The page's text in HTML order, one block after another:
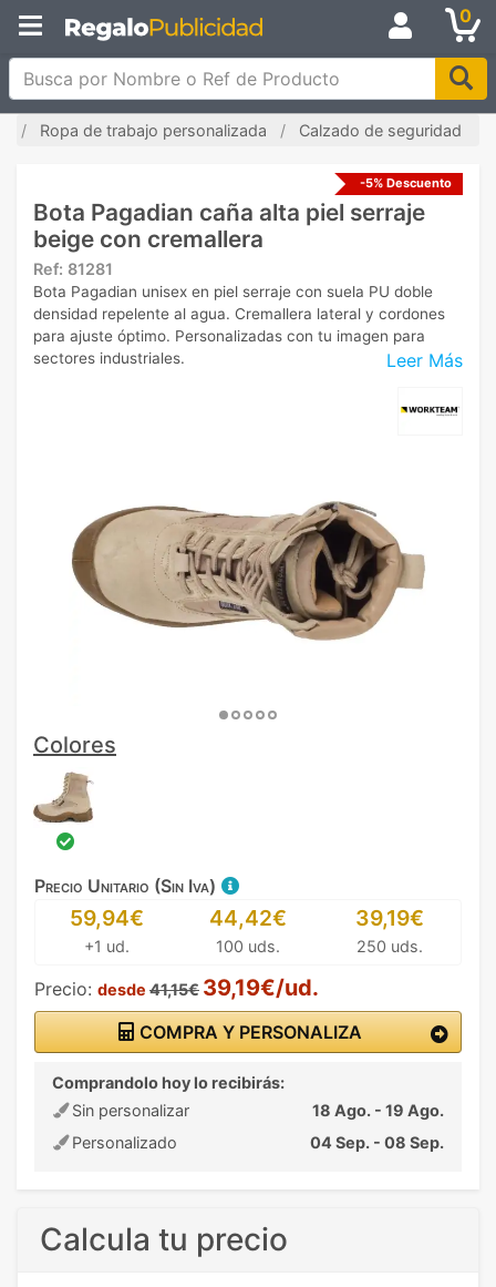
0
Busca por Nombre o Ref de Producto
Ropa de trabajo personalizada Calzado de seguridad
-5% Descuento
Bota Pagadian caña alta piel serraje
beige con cremallera
Ref: 81281
Leer Más
Bota Pagadian unisex en piel serraje con suela PU doble
densidad repelente al agua. Cremallera lateral y cordones
para ajuste óptimo. Personalizadas con tu imagen para
sectores industriales.
Colores
Precio Unitario (Sin Iva)
59,94€
+1 ud.
44,42€
100 uds.
39,19€
250 uds.
Precio: desde 41,15€ 39,19€/ud.
COMPRA Y PERSONALIZA
Comprandolo hoy lo recibirás:
Sin personalizar
18 Ago. - 19 Ago.
Personalizado
04 Sep. - 08 Sep.
Calcula tu precio